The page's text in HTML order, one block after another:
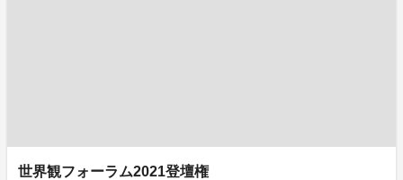
世界観フォーラム2021登壇権